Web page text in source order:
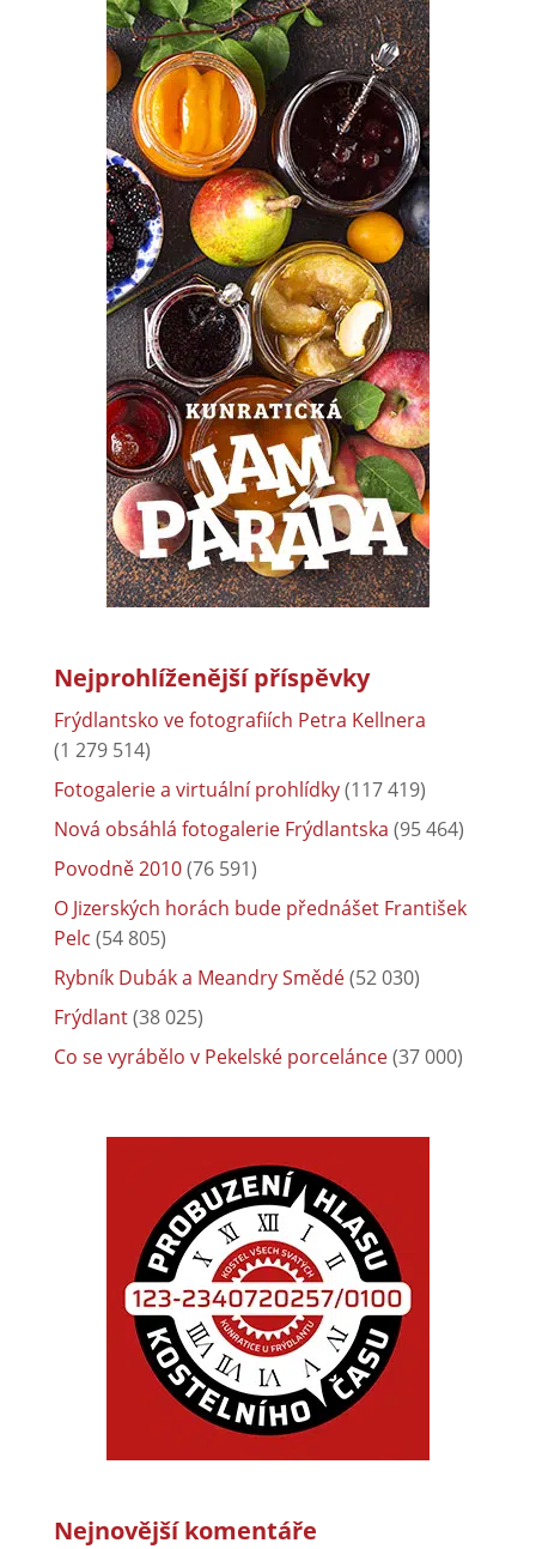
Nejprohlíženější příspěvky
Frýdlantsko ve fotografiích Petra Kellnera
(1 279 514)
Fotogalerie a virtuální prohlídky(117 419)
Nová obsáhlá fotogalerie Frýdlantska (95 464)
Povodně 2010(76 591)
O Jizerských horách bude přednášet František
Pelc (54 805)
Rybník Dubák a Meandry Smědé(52 030)
Frýdlant(38 025)
Co se vyrábělo v Pekelské porcelánce(37 000)
Nejnovější komentáře